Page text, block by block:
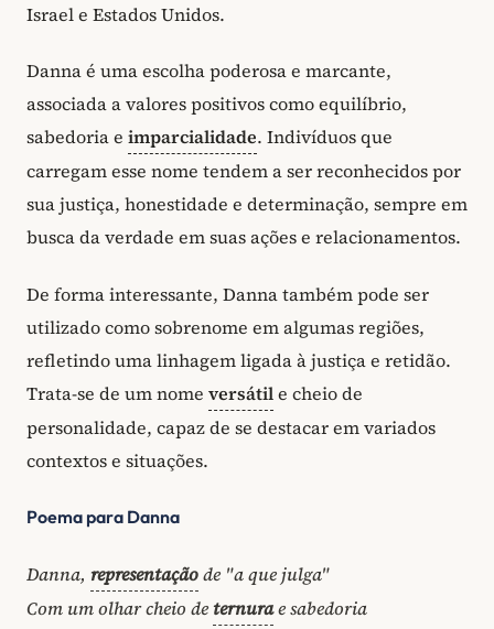
Israel e Estados Unidos.
Danna é uma escolha poderosa e marcante,
associada a valores positivos como equilíbrio,
sabedoria e imparcialidade. Indivíduos que
carregam esse nome tendem a ser reconhecidos por
sua justiça, honestidade e determinação, sempre em
busca da verdade em suas ações e relacionamentos.
De forma interessante, Danna também pode ser
utilizado como sobrenome em algumas regiões,
refletindo uma linhagem ligada à justiça e retidão.
Trata-se de um nome versátile cheio de
personalidade, capaz de se destacar em variados
contextos e situações.
Poema para Danna
Danna, representaçãode "a que julga"
Com um olhar cheio deternurae sabedoria